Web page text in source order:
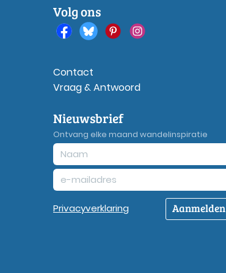
Volg ons
Contact
Vraag & Antwoord
Nieuwsbrief
Ontvang elke maand wandelinspiratie
Privacyverklaring Aanmelden